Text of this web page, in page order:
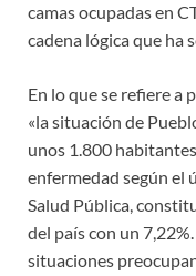
camas ocupadas en
cadena lógica que ha
En lo que se refiere a
«la situación de
unos 1.800
enfermedad según
Salud Pública,
del país con un
situaciones